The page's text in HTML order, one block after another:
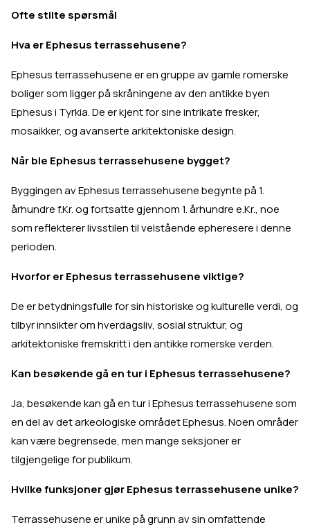
Ofte stilte spørsmål
Hva er Ephesus terrassehusene?
Ephesus terrassehusene er en gruppe av gamle romerske
boliger som ligger på skråningene av den antikke byen
Ephesus i Tyrkia. De er kjent for sine intrikate fresker,
mosaikker, og avanserte arkitektoniske design.
Når ble Ephesus terrassehusene bygget?
Byggingen av Ephesus terrassehusene begynte på 1.
århundre f.Kr. og fortsatte gjennom 1. århundre e.Kr., noe
som reflekterer livsstilen til velstående epheresere i denne
perioden.
Hvorfor er Ephesus terrassehusene viktige?
De er betydningsfulle for sin historiske og kulturelle verdi, og
tilbyr innsikter om hverdagsliv, sosial struktur, og
arkitektoniske fremskritt i den antikke romerske verden.
Kan besøkende gå en tur i Ephesus terrassehusene?
Ja, besøkende kan gå en tur i Ephesus terrassehusene som
en del av det arkeologiske området Ephesus. Noen områder
kan være begrensede, men mange seksjoner er
tilgjengelige for publikum.
Hvilke funksjoner gjør Ephesus terrassehusene unike?
Terrassehusene er unike på grunn av sin omfattende